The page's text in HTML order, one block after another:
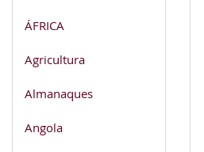
ÁFRICA
Agricultura
Almanaques
Angola